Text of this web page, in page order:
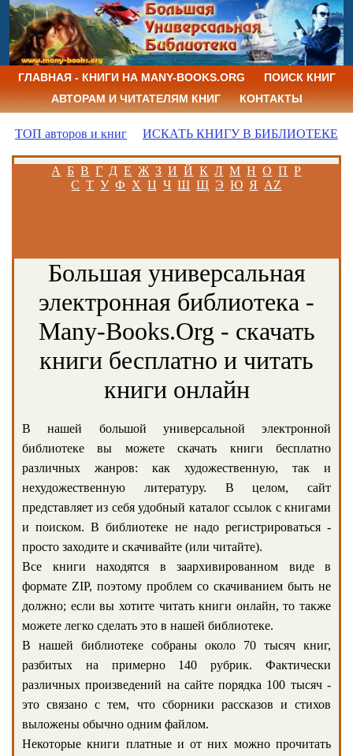
ГЛАВНАЯ - КНИГИ НА MANY-BOOKS.ORG
ПОИСК КНИГ
АВТОРАМ И ЧИТАТЕЛЯМ КНИГ
КОНТАКТЫ
ТОП авторов и книг ИСКАТЬ КНИГУ В БИБЛИОТЕКЕ
А Б В Г Д Е Ж З И Й К Л М Н О П Р
С Т У Ф Х Ц Ч Ш Щ Э Ю Я AZ
Большая универсальная
электронная библиотека -
Many-Books.Org - скачать
книги бесплатно и читать
книги онлайн
В нашей большой универсальной электронной
библиотеке вы можете скачать книги бесплатно
различных жанров: как художественную, так и
нехудожественную литературу. В целом, сайт
представляет из себя удобный каталог ссылок с книгами
и поиском. В библиотеке не надо регистрироваться -
просто заходите и скачивайте (или читайте).
Все книги находятся в заархивированном виде в
формате ZIP, поэтому проблем со скачиванием быть не
должно; если вы хотите читать книги онлайн, то также
можете легко сделать это в нашей библиотеке.
В нашей библиотеке собраны около 70 тысяч книг,
разбитых на примерно 140 рубрик. Фактически
различных произведений на сайте порядка 100 тысяч -
это связано с тем, что сборники рассказов и стихов
выложены обычно одним файлом.
Некоторые книги платные и от них можно прочитать